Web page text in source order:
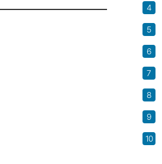
4
5
6
7
8
9
10